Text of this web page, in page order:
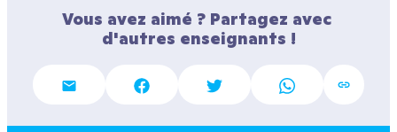
Vous avez aimé ? Partagez avec
d'autres enseignants !